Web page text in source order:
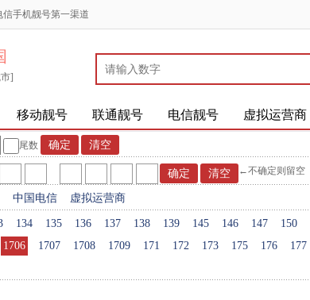
手机靓号第一渠道
]
移动靓号 联通靓号 电信靓号 虚拟运营商
尾数
←不确定则留空
中国电信 虚拟运营商
134 135 136 137 138 139 145 146 147 150
1706 1707 1708 1709 171 172 173 175 176 177